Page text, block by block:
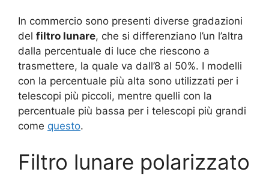
In commercio sono presenti diverse gradazioni
del filtro lunare, che si differenziano l’un l’altra
dalla percentuale di luce che riescono a
trasmettere, la quale va dall’8 al 50%. I modelli
con la percentuale più alta sono utilizzati per i
telescopi più piccoli, mentre quelli con la
percentuale più bassa per i telescopi più grandi
come questo.
Filtro lunare polarizzato